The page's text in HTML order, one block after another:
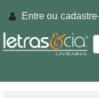
Entre ou